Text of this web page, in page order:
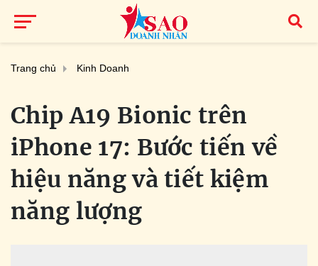
Trang chủ Kinh Doanh
Chip A19 Bionic trên
iPhone 17: Bước tiến về
hiệu năng và tiết kiệm
năng lượng